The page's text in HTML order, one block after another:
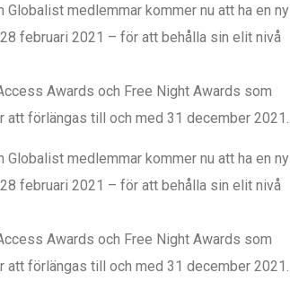
medlemmar kommer nu att ha en ny
februari 2021 – för att behålla sin elit nivå
Awards och Free Night Awards som
förlängas till och med 31 december 2021.
medlemmar kommer nu att ha en ny
februari 2021 – för att behålla sin elit nivå
Awards och Free Night Awards som
förlängas till och med 31 december 2021.